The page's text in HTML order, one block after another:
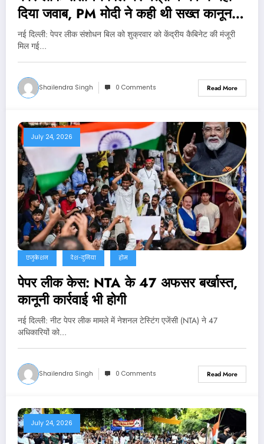
दिया जवाब, PM मोदी ने कही थी सख्त कानून
लाने की बात
नई दिल्‍ली: पेपर लीक संशोधन बिल को शुक्रवार को केंद्रीय कैबिनेट की मंजूरी
मिल गई…
Shailendra Singh 0 Comments Read More
July 24, 2026
एजुकेशन देश-दुनिया होम
पेपर लीक केस: NTA के 47 अफसर बर्खास्त,
कानूनी कार्रवाई भी होगी
नई दिल्‍ली: नीट पेपर लीक मामले में नेशनल टेस्टिंग एजेंसी (NTA) ने 47
अधिकारियों को…
Shailendra Singh 0 Comments Read More
July 24, 2026